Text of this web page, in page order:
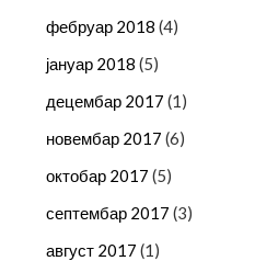
фебруар 2018 (4)
јануар 2018 (5)
децембар 2017 (1)
новембар 2017 (6)
октобар 2017 (5)
септембар 2017 (3)
август 2017 (1)